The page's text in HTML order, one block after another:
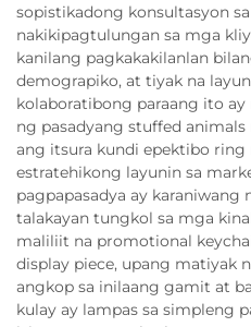
sopistikadong konsultasyon
nakikipagtulungan sa mga
kanilang pagkakakilanlan
demograpiko, at tiyak na
kolaboratibong paraang ito
ng pasadyang stuffed
ang itsura kundi epektibo ring
estratehikong layunin sa
pagpapasadya ay karaniwang
talakayan tungkol sa mga
maliliit na promotional
display piece, upang matiyak
angkop sa inilaang gamit at
kulay ay lampas sa simpleng